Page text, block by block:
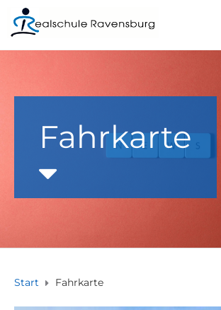
Fahrkarte
Start Fahrkarte